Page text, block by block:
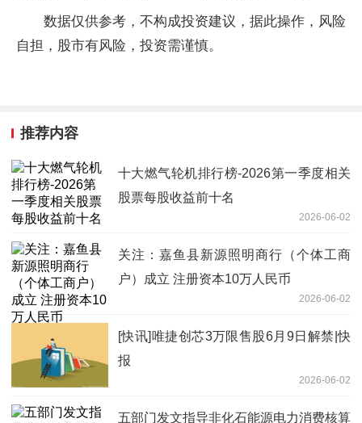
数据仅供参考，不构成投资建议，据此操作，风险
自担，股市有风险，投资需谨慎。
推荐内容
十大燃气轮机排行榜-2026第一季度相关
股票每股收益前十名
2026-06-02
关注：嘉鱼县新源照明商行（个体工商
户）成立 注册资本10万人民币
2026-06-02
[快讯]唯捷创芯3万限售股6月9日解禁|快
报
2026-06-02
五部门发文指导非化石能源电力消费核算